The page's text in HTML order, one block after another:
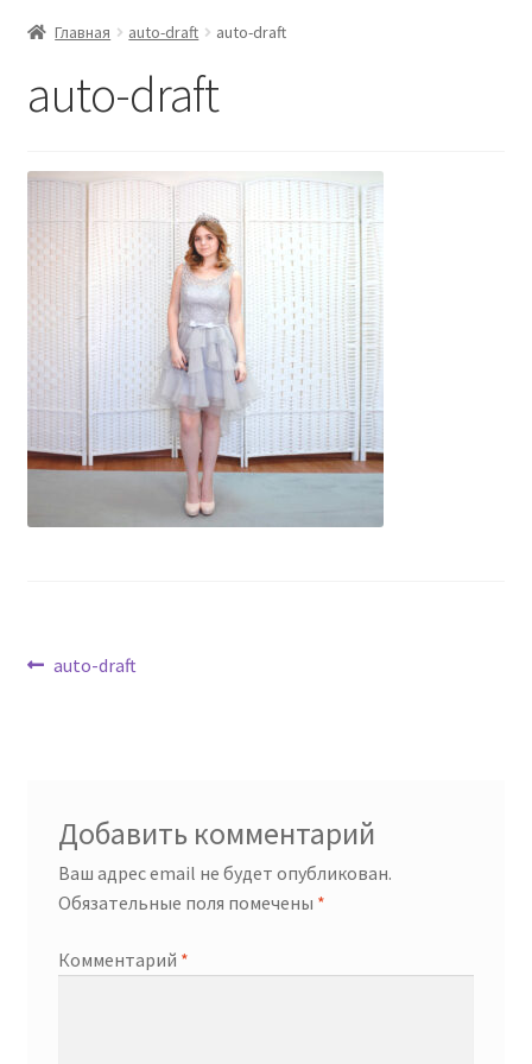
Главная auto-draft auto-draft
auto-draft
Навигация
Предыдущая
auto-draft
Добавить комментарий
Ваш адрес email не будет опубликован.
Обязательные поля помечены *
Комментарий *